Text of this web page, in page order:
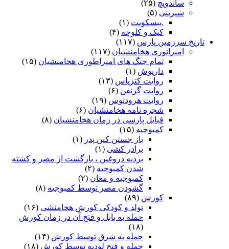
ساندویچ (۲۵)
شیرینی (۵)
.بیسکویت (۱)
کیک و کلوچه (۴)
تاریخ سرزمین پارس (۱۱۷)
امپراتوری هخامنشیان (۱۱۷)
تمام جنگ های امپراطوری هخامنشیان (۱۵)
داریوش (۱)
روایت کتزیاس (۱۳)
روایت گزنفن (۶)
روایت هرودتوس (۱۹)
شجره نامه هخامنشیان (۶)
قبایل پارسی در زمان هخامنشیان (۸)
کمبوجیه (۱۵)
باز جستن کین پدر (۱)
برادر کشی (۱)
بردیه دروغین ، بازگشت از مصر و کشته
شدن کمبوجیه (۲)
کمبوجیه و مغان (۲)
گشودن مصر توسط کمبوجیه (۸)
کورش (۸۹)
تولد و کودکی کورش هخامنشی (۱۶)
حمله به بابل و فتح آن در زمان کورش
(۱۸)
حمله به شرق توسط کورش (۱۴)
حمله و فتح لودیه توسط کورش (۱۸)